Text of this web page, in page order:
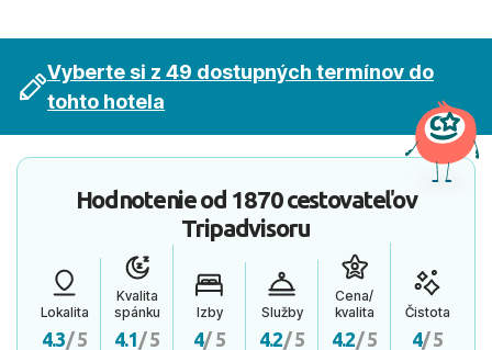
Vyberte si z 49 dostupných termínov do
tohto hotela
Hodnotenie od 1870 cestovateľov
Tripadvisoru
Lokalita
4.3/ 5
Kvalita
spánku
4.1/ 5
Izby
4/ 5
Služby
4.2/ 5
Cena/
kvalita
4.2/ 5
Čistota
4/ 5